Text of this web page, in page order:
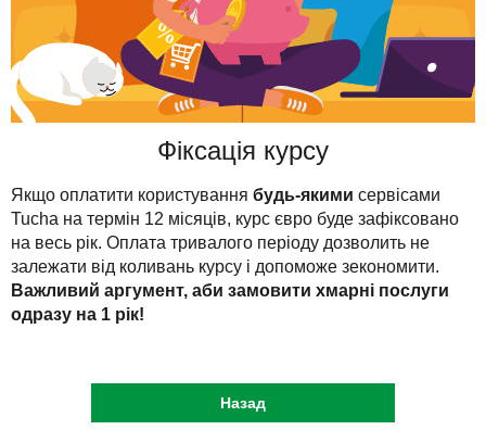
Фіксація курсу
Якщо оплатити користування будь-якими сервісами
Tucha на термін 12 місяців, курс євро буде зафіксовано
на весь рік. Оплата тривалого періоду дозволить не
залежати від коливань курсу і допоможе зекономити.
Важливий аргумент, аби замовити хмарні послуги
одразу на 1 рік!
Назад